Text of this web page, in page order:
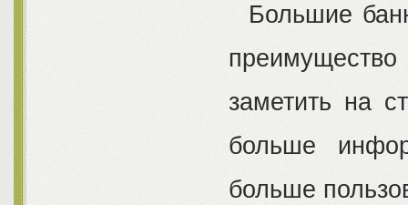
Большие
заметить на
больше
больше